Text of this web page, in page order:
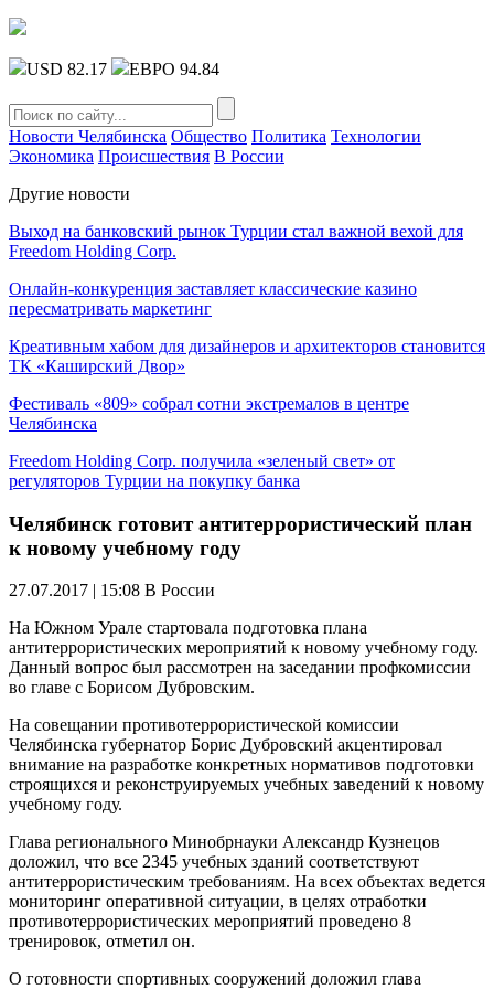
USD 82.17 ЕВРО 94.84
Новости Челябинска Общество Политика Технологии
Экономика Происшествия В России
Другие новости
Выход на банковский рынок Турции стал важной вехой для
Freedom Holding Corp.
Онлайн-конкуренция заставляет классические казино
пересматривать маркетинг
Креативным хабом для дизайнеров и архитекторов становится
ТК «Каширский Двор»
Фестиваль «809» собрал сотни экстремалов в центре
Челябинска
Freedom Holding Corp. получила «зеленый свет» от
регуляторов Турции на покупку банка
Челябинск готовит антитеррористический план
к новому учебному году
27.07.2017 | 15:08 В России
На Южном Урале стартовала подготовка плана
антитеррористических мероприятий к новому учебному году.
Данный вопрос был рассмотрен на заседании профкомиссии
во главе с Борисом Дубровским.
На совещании противотеррористической комиссии
Челябинска губернатор Борис Дубровский акцентировал
внимание на разработке конкретных нормативов подготовки
строящихся и реконструируемых учебных заведений к новому
учебному году.
Глава регионального Минобрнауки Александр Кузнецов
доложил, что все 2345 учебных зданий соответствуют
антитеррористическим требованиям. На всех объектах ведется
мониторинг оперативной ситуации, в целях отработки
противотеррористических мероприятий проведено 8
тренировок, отметил он.
О готовности спортивных сооружений доложил глава